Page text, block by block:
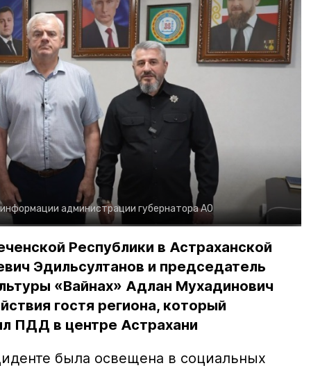
администрации губернатора АО
Республики в Астраханской
Эдильсултанов и председатель
«Вайнах» Адлан Мухадинович
гостя региона, который
ПДД в центре Астрахани
была освещена в социальных